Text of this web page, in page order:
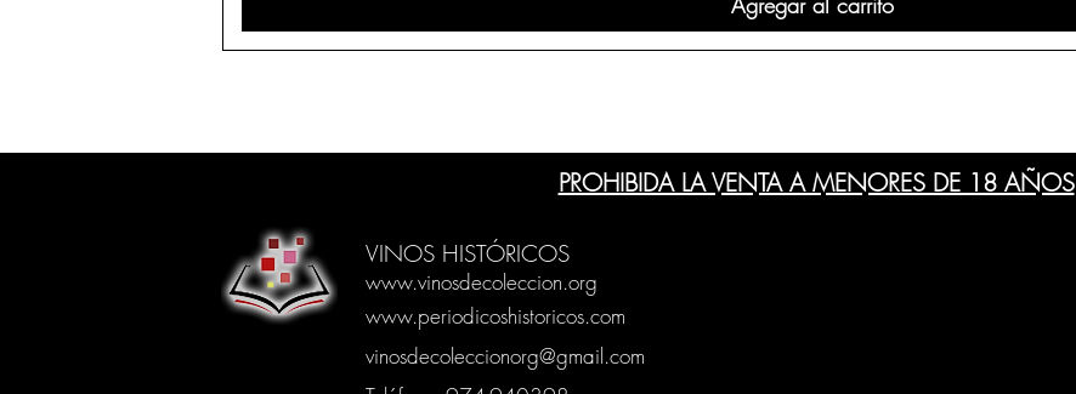
PROHIBIDA LA VENTA A MENORES DE 18 AÑOS
VINOS HISTÓRICOS
www.vinosdecoleccion.org
www.periodicoshistoricos.com
vinosdecoleccionorg@gmail.com